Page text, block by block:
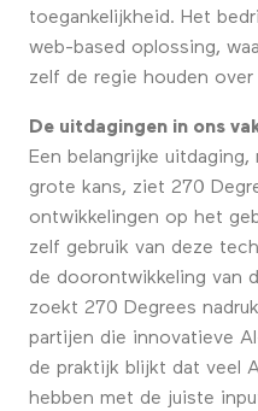
toegankelijkheid. Het
web-based oplossing,
zelf de regie houden
De uitdagingen in ons
Een belangrijke
grote kans, ziet 270
ontwikkelingen op het
zelf gebruik van deze
de doorontwikkeling van
zoekt 270 Degrees
partijen die innovatieve
de praktijk blijkt dat veel
hebben met de juiste